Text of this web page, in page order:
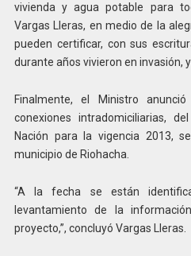
vivienda y agua potable para
Vargas Lleras, en medio de la
pueden certificar, con sus
durante años vivieron en invasión,
Finalmente, el Ministro
conexiones intradomiciliarias,
Nación para la vigencia 2013,
municipio de Riohacha.
“A la fecha se están
levantamiento de la
proyecto,”, concluyó Vargas Lleras.